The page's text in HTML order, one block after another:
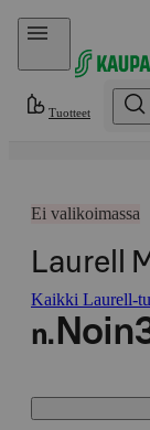
Hyppää sisältöön
Tuotteet
Ei valikoimassa
Laurell
Kaikki Laurell-
n. Noin